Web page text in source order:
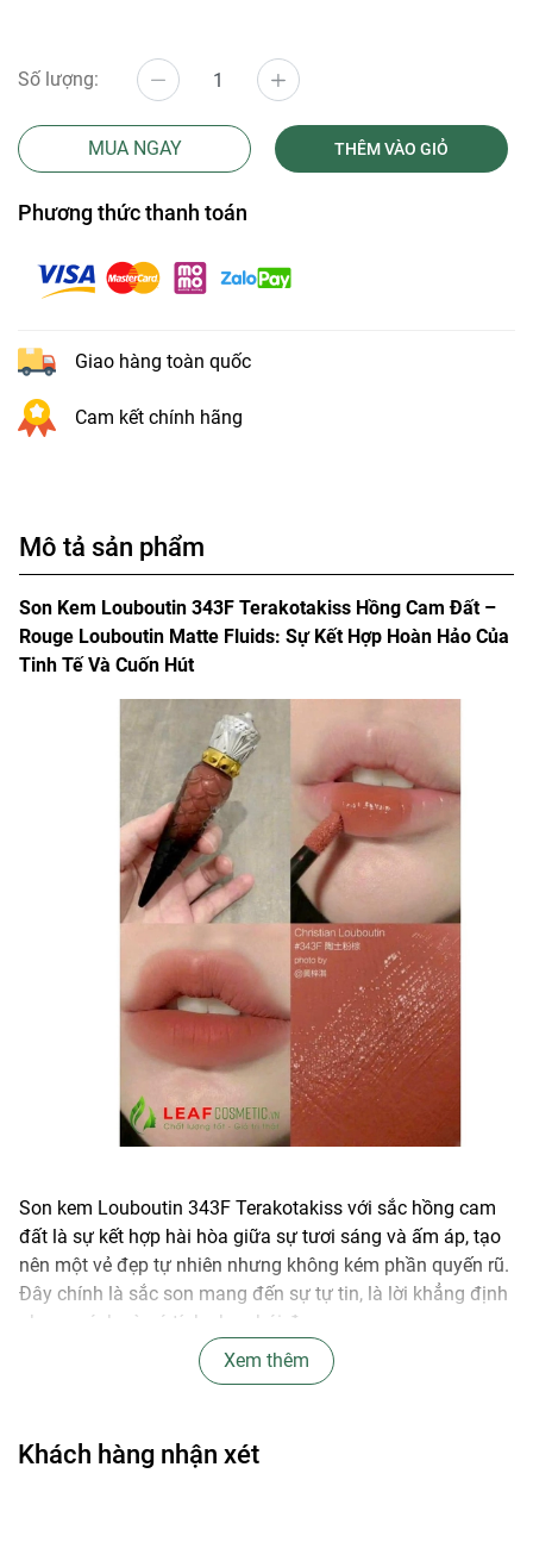
Số lượng:
MUA NGAY THÊM VÀO GIỎ
Phương thức thanh toán
Giao hàng toàn quốc
Cam kết chính hãng
Mô tả sản phẩm
Son Kem Louboutin 343F Terakotakiss Hồng Cam Đất –
Rouge Louboutin Matte Fluids: Sự Kết Hợp Hoàn Hảo Của
Tinh Tế Và Cuốn Hút
Son kem Louboutin 343F Terakotakiss với sắc hồng cam
đất là sự kết hợp hài hòa giữa sự tươi sáng và ấm áp, tạo
nên một vẻ đẹp tự nhiên nhưng không kém phần quyến rũ.
Đây chính là sắc son mang đến sự tự tin, là lời khẳng định
phong cách và cá tính cho phái đẹp.
Thông Tin Sản Phẩm:
Dòng sản phẩm:Rouge Louboutin Matte Fluids
Xem thêm
Khách hàng nhận xét